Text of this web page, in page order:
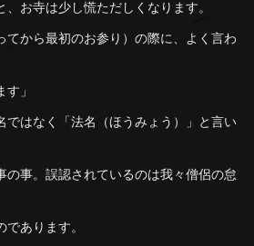
お寺は少し慌ただしくなります。
から最初のお参り）の際に、よく言わ
」
ではなく「法名（ほうみょう）」と言い
の事。誤認されているのは我々僧侶の怠
あります。